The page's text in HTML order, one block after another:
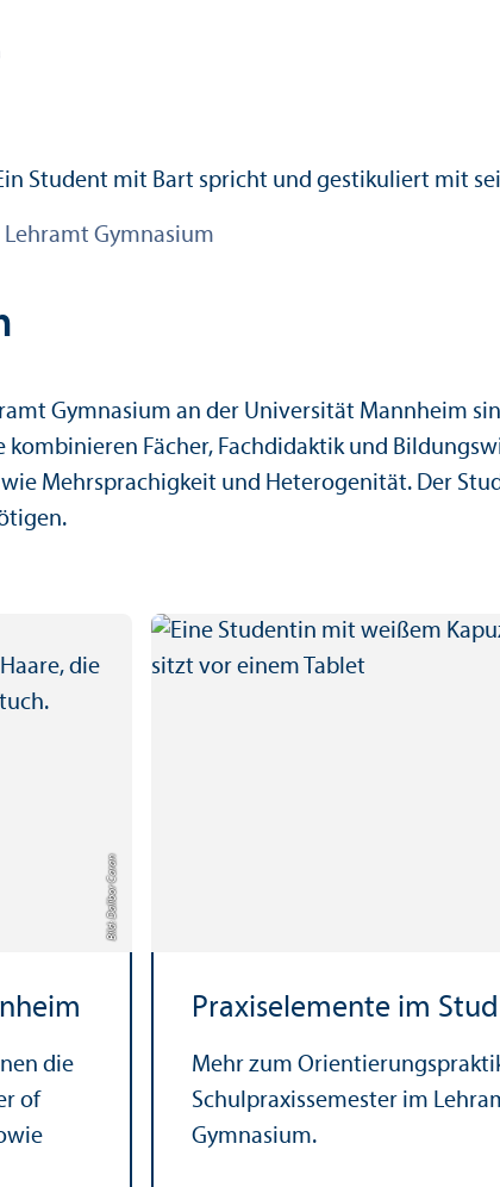
Lehr­amt Gymnasium
Gymnasium an der Universität Mannheim
Fächer, Fach­didaktik und
Mehrsprach­igkeit und Heterogenität. Der
Bild: Dalibor Caran
die
of
Praxiselemente im
Mehr zum
Schulpraxissemester im
Gymnasium.